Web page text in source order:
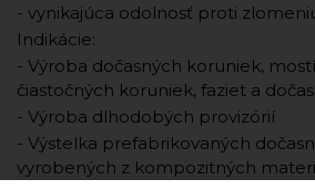
- vynikajúca odolnosť proti
Indikácie:
- Výroba dočasných koruniek,
čiastočných koruniek, faziet a
- Výroba dlhodobých provizórií
- Výstelka prefabrikovaných
vyrobených z kompozitných